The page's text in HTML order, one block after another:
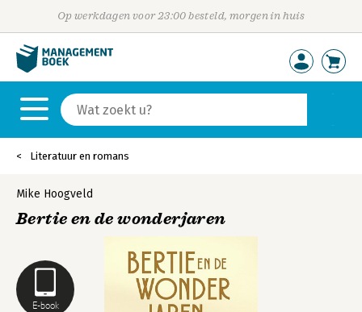
Op werkdagen voor 23:00 besteld, morgen in huis
Literatuur en romans
E-book
Mike Hoogveld
Bertie en de wonderjaren